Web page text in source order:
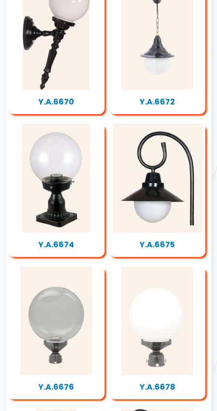
Y.A.6670 Y.A.6672
Y.A.6674 Y.A.6675
Y.A.6676 Y.A.6678